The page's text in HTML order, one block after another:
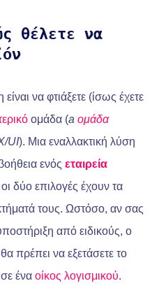
θέλετε να
να φτιάξετε (ίσως έχετε
ομάδα (a ομάδα
UI). Μια εναλλακτική λύση
ενός εταιρεία
δύο επιλογές έχουν τα
τους. Ωστόσο, αν σας
από ειδικούς, ο
πρέπει να εξετάσετε το
ένα οίκος λογισμικού.